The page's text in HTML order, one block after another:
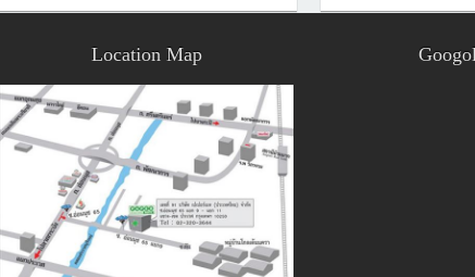
Location Map